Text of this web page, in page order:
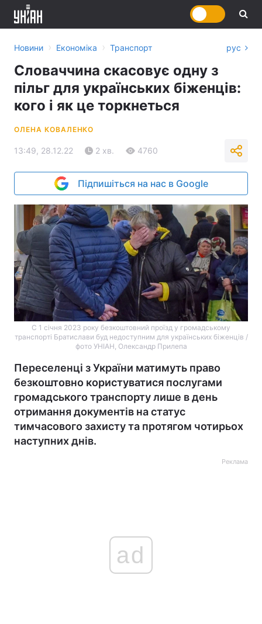
Війна
Новини › Економіка › Транспорт рус
Словаччина скасовує одну з
пільг для українських біженців:
кого і як це торкнеться
ОЛЕНА КОВАЛЕНКО
13:49, 28.12.22 2 хв. 4760
Підпишіться на нас в Google
C 1 січня 2023 року безкоштовний проїзд у громадському
транспорті Братислави буд недоступним для українських біженців /
фото УНІАН, Олександр Прилепа
Переселенці з України матимуть право
безкоштовно користуватися послугами
громадського транспорту лише в день
отримання документів на статус
тимчасового захисту та протягом чотирьох
наступних днів.
Реклама
ad